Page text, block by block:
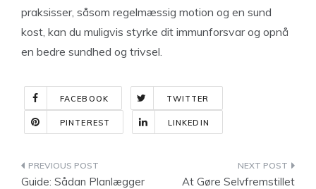
praksisser, såsom regelmæssig motion og en sund
kost, kan du muligvis styrke dit immunforsvar og opnå
en bedre sundhed og trivsel.
FACEBOOK TWITTER
PINTEREST LINKEDIN
Indlægsnavigation
Guide: Sådan Planlægger
At Gøre Selvfremstillet